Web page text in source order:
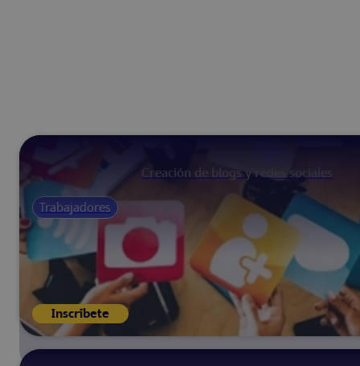
Creación de blogs y redes sociales
Trabajadores
Inscríbete